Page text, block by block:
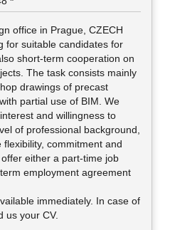
office in Prague, CZECH
for suitable candidates for
short-term cooperation on
The task consists mainly
drawings of precast
partial use of BIM. We
and willingness to
of professional background,
commitment and
either a part-time job
employment agreement
immediately. In case of
us your CV.